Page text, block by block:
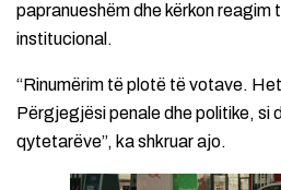
papranueshëm dhe kërkon reagim
institucional.
“Rinumërim të plotë të votave.
Përgjegjësi penale dhe politike, si
qytetarëve”, ka shkruar ajo.